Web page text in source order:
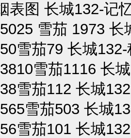
表图 长城132-记
雪茄 1973 长
雪茄79 长城
雪茄1116 长
雪茄112 长城
雪茄503 长城
雪茄101 长城